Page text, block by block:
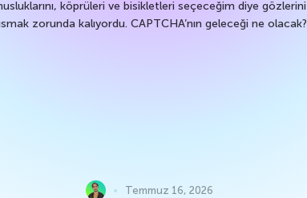
köprüleri ve bisikletleri seçeceğim diye gözlerini
zorunda kalıyordu. CAPTCHA’nın geleceği ne olacak?
Temmuz 16, 2026